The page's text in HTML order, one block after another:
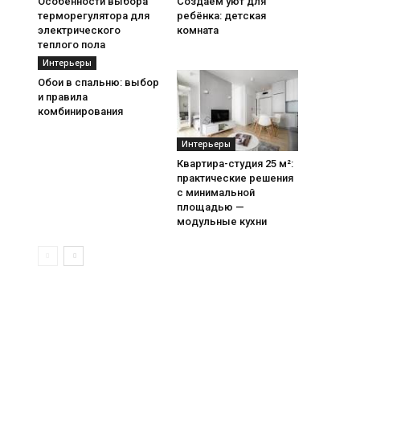
терморегулятора для
электрического
теплого пола
ребёнка: детская
комната
Интерьеры
Обои в спальню: выбор
и правила
комбинирования
Интерьеры
Квартира-студия 25 м²:
практические решения
с минимальной
площадью —
модульные кухни